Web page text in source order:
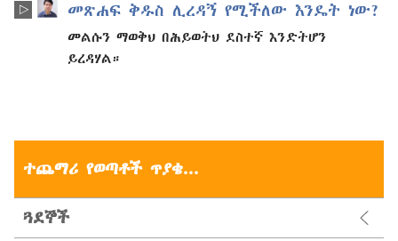
መጽሐፍ ቅዱስ ሊረዳኝ የሚችለው እንዴት ነው?
መልሱን ማወቅህ በሕይወትህ ደስተኛ እንድትሆን
ይረዳሃል።
ተጨማሪ የወጣቶች ጥያቄ...
ጓደኞች